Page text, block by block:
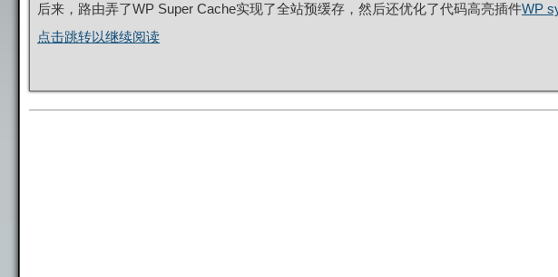
后来，路由弄了WP Super Cache实现了全站预缓存，然后还优化了代码高亮插件WP
点击跳转以继续阅读